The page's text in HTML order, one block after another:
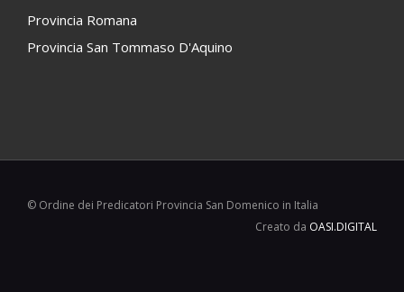
Provincia Romana
Provincia San Tommaso D'Aquino
© Ordine dei Predicatori Provincia San Domenico in Italia
Creato da OASI.DIGITAL